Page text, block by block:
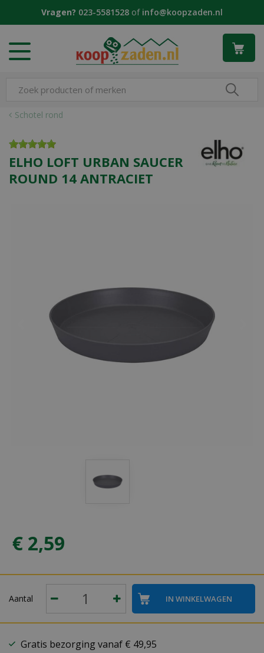
Schotel rond
Vragen? 023-5581528 of info@koopzaden.nl
ELHO LOFT URBAN SAUCER
ROUND 14 ANTRACIET
€ 2,59
Aantal
Gratis bezorging vanaf € 49,95